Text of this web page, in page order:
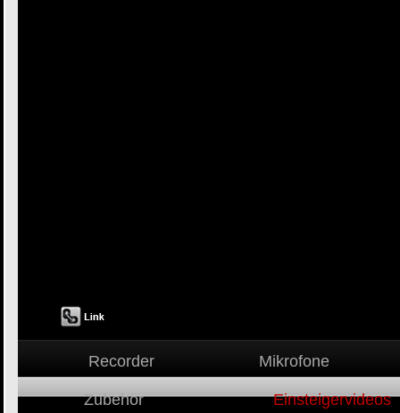
Recorder Mikrofone
Zubehör Einsteigervideos